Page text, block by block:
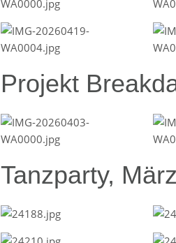
Projekt
Tanzparty,